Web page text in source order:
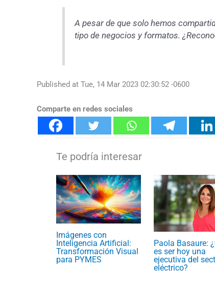
A pesar de que solo hemos
tipo de negocios y formatos.
Published at Tue, 14 Mar 2023 02:30:52 -0600
Comparte en redes sociales
Imágenes con
Inteligencia Artificial:
Transformación Visual
para PYMES
Paola Basaure:
es ser hoy una
ejecutiva del
eléctrico?